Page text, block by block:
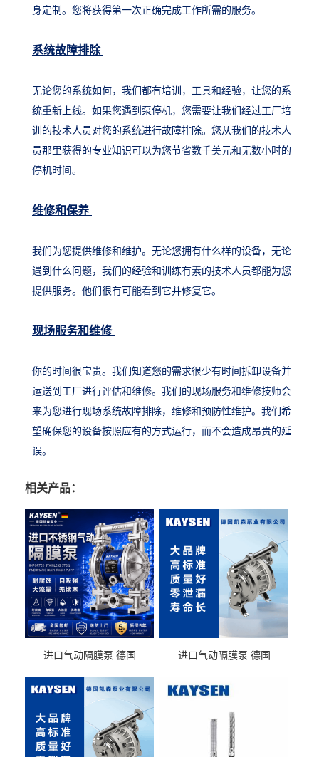
身定制。您将获得第一次正确完成工作所需的服务。
系统故障排除
无论您的系统如何，我们都有培训，工具和经验，让您的系
统重新上线。如果您遇到泵停机，您需要让我们经过工厂培
训的技术人员对您的系统进行故障排除。您从我们的技术人
员那里获得的专业知识可以为您节省数千美元和无数小时的
停机时间。
维修和保养
我们为您提供维修和维护。无论您拥有什么样的设备，无论
遇到什么问题，我们的经验和训练有素的技术人员都能为您
提供服务。他们很有可能看到它并修复它。
现场服务和维修
你的时间很宝贵。我们知道您的需求很少有时间拆卸设备并
运送到工厂进行评估和维修。我们的现场服务和维修技师会
来为您进行现场系统故障排除，维修和预防性维护。我们希
望确保您的设备按照应有的方式运行，而不会造成昂贵的延
误。
相关产品：
进口气动隔膜泵 德国
送气动泵
进口气动隔膜泵 德国
输送